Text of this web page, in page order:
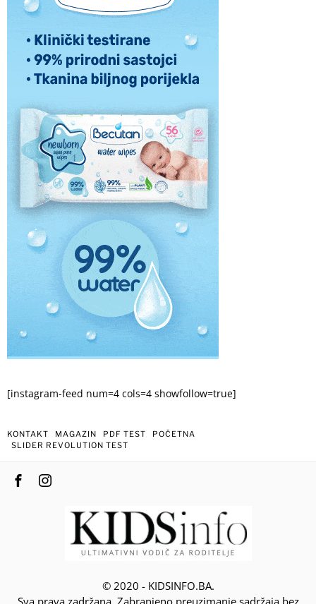
[instagram-feed num=4 cols=4 showfollow=true]
KONTAKT MAGAZIN PDF TEST
POČETNA
SLIDER REVOLUTION TEST
© 2020 - KIDSINFO.BA.
Sva prava zadržana. Zabranjeno preuzimanje sadržaja bez